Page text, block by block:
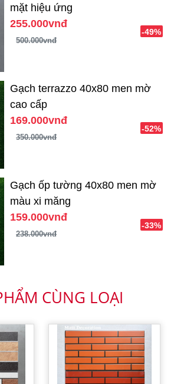
mặt hiệu ứng
255.000vnđ
500.000vnđ
-49%
Gạch terrazzo 40x80 men mờ
cao cấp
169.000vnđ
350.000vnđ
-52%
Gạch ốp tường 40x80 men mờ
màu xi măng
159.000vnđ
238.000vnđ
-33%
CÙNG LOẠI